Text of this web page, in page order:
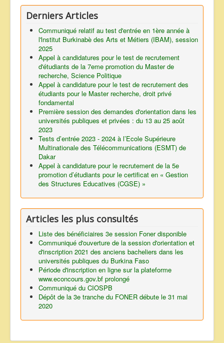
Derniers Articles
Communiqué relatif au test d'entrée en 1ère année à
l'lnstitut Burkinabè des Arts et Métiers (IBAM), session
2025
Appel à candidatures pour le test de recrutement
d'étudiants de la 7eme promotion du Master de
recherche, Science Politique
Appel à candidature pour le test de recrutement des
étudiants pour le Master recherche, droit privé
fondamental
Première session des demandes d'orientation dans les
universités publiques et privées : du 13 au 25 août
2023
Tests d’entrée 2023 - 2024 à l’Ecole Supérieure
Multinationale des Télécommunications (ESMT) de
Dakar
Appel à candidature pour le recrutement de la 5e
promotion d’étudiants pour le certificat en « Gestion
des Structures Educatives (CGSE) »
Articles les plus consultés
Liste des bénéficiaires 3e session Foner disponible
Communiqué d'ouverture de la session d'orientation et
d'inscription 2021 des anciens bacheliers dans les
universités publiques du Burkina Faso
Période d'inscription en ligne sur la plateforme
www.econcours.gov.bf prolongé
Communiqué du CIOSPB
Dépôt de la 3e tranche du FONER débute le 31 mai
2020